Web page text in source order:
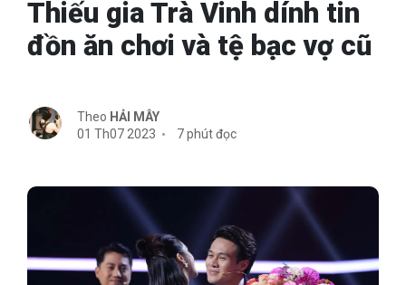
Thiếu gia Trà Vinh dính tin
đồn ăn chơi và tệ bạc vợ cũ
Theo HẢI MÂY
01 Th07 2023
7 phút đọc